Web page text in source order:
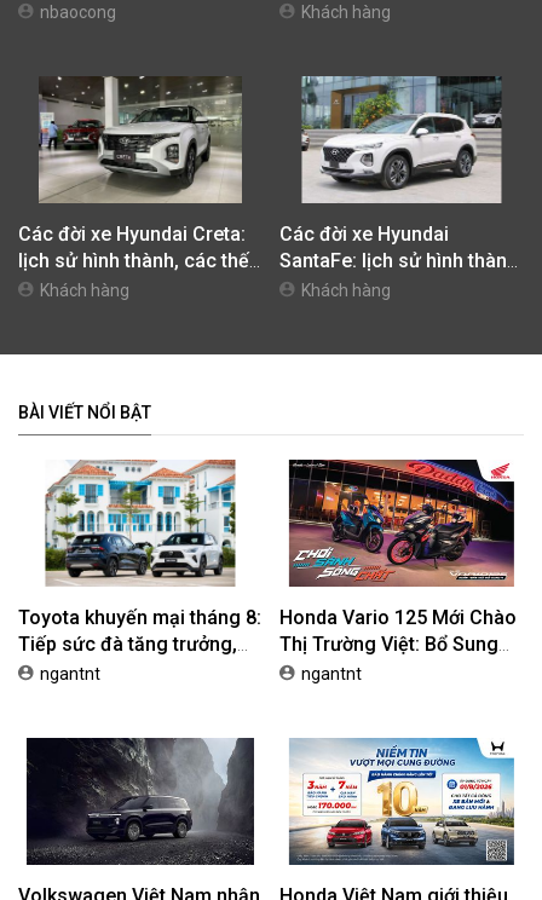
nbaocong Khách hàng
Các đời xe Hyundai Creta:
lịch sử hình thành, các thế
hệ trên thế giới và Việt Nam
Khách hàng
Các đời xe Hyundai
SantaFe: lịch sử hình thành,
các thế hệ trên thế giới và
Khách hàng
BÀI VIẾT NỔI BẬT
Toyota khuyến mại tháng 8:
Tiếp sức đà tăng trưởng,
tối ưu chi phí mua xe
ngantnt
Honda Vario 125 Mới Chào
Thị Trường Việt: Bổ Sung
Phiên Bản Street, Giá Từ
ngantnt
Volkswagen Việt Nam nhận Honda Việt Nam giới thiệu